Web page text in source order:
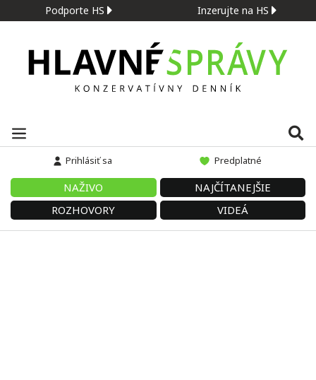
Podporte HS Inzerujte na HS
Prihlásiť sa Predplatné
NAŽIVO
NAJČÍTANEJŠIE
ROZHOVORY
VIDEÁ